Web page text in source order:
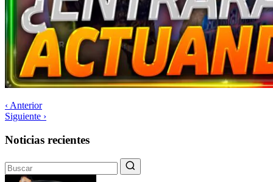
‹ Anterior
Siguiente ›
Noticias recientes